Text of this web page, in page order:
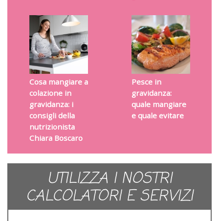
Cosa mangiare a
colazione in
gravidanza: i
consigli della
nutrizionista
Chiara Boscaro
Pesce in
gravidanza:
quale mangiare
e quale evitare
UTILIZZA I NOSTRI
CALCOLATORI E SERVIZI